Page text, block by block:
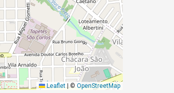
Leaflet |© OpenStreetMap